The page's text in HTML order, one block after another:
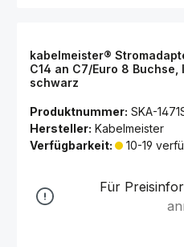
kabelmeister®
C14 an C7/Euro 8
schwarz
Produktnummer: SKA-
Hersteller: Kabelmeister
Verfügbarkeit:
10-19
Für